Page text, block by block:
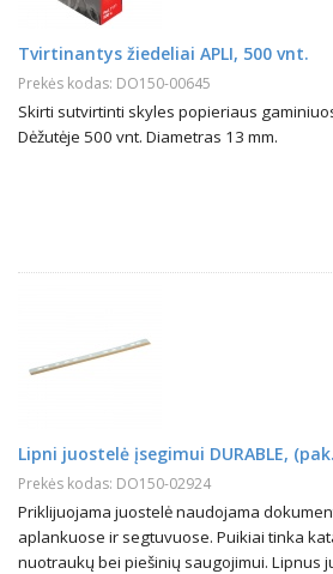
Tvirtinantys žiedeliai APLI, 500 vnt.
Prekės kodas: DO150-00645
Skirti sutvirtinti skyles popieriaus
Dėžutėje 500 vnt. Diametras 13 mm.
Lipni juostelė įsegimui DURABLE,
Prekės kodas: DO150-02924
Priklijuojama juostelė naudojama
aplankuose ir segtuvuose. Puikiai tinka
nuotraukų bei piešinių saugojimui. Lipnus